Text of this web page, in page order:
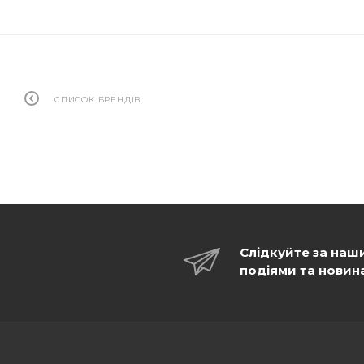
СПИСОК БРЕНДІВ
Слідкуйте за
подіями та